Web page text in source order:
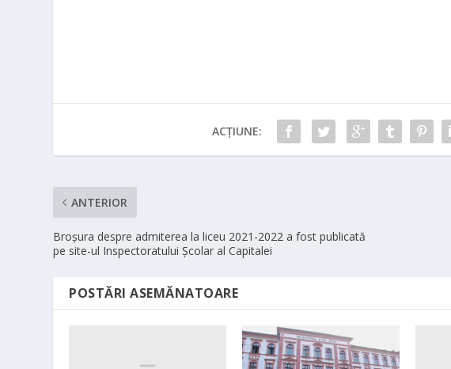
ACȚIUNE:
ANTERIOR
Broşura despre admiterea la liceu 2021-2022 a fost publicată
pe site-ul Inspectoratului Şcolar al Capitalei
POSTĂRI ASEMĂNATOARE